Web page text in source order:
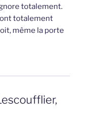
totalement.
totalement
même la porte